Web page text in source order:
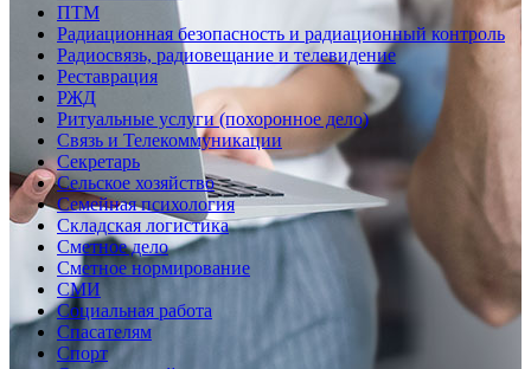
ПТМ
Радиационная безопасность и радиационный контроль
Радиосвязь, радиовещание и телевидение
Реставрация
РЖД
Ритуальные услуги (похоронное дело)
Связь и Телекоммуникации
Секретарь
Сельское хозяйство
Семейная психология
Складская логистика
Сметное дело
Сметное нормирование
СМИ
Социальная работа
Спасателям
Спорт